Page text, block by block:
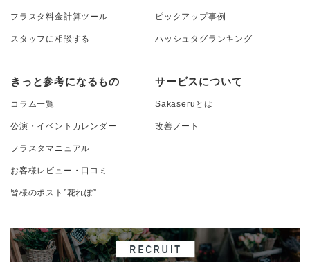
フラスタ料金計算ツール
スタッフに相談する
ピックアップ事例
ハッシュタグランキング
きっと参考になるもの
コラム一覧
公演・イベントカレンダー
フラスタマニュアル
お客様レビュー・口コミ
皆様のポスト”花れぽ”
サービスについて
Sakaseruとは
改善ノート